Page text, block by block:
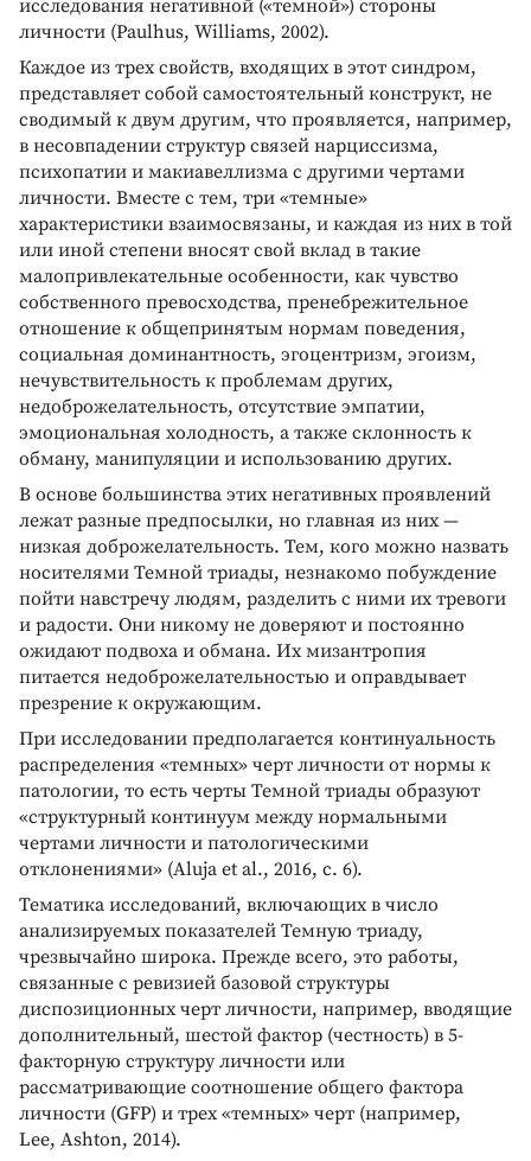
исследования негативной («темной») стороны
личности (Paulhus, Williams, 2002).
Каждое из трех свойств, входящих в этот синдром,
представляет собой самостоятельный конструкт, не
сводимый к двум другим, что проявляется, например,
в несовпадении структур связей нарциссизма,
психопатии и макиавеллизма с другими чертами
личности. Вместе с тем, три «темные»
характеристики взаимосвязаны, и каждая из них в той
или иной степени вносят свой вклад в такие
малопривлекательные особенности, как чувство
собственного превосходства, пренебрежительное
отношение к общепринятым нормам поведения,
социальная доминантность, эгоцентризм, эгоизм,
нечувствительность к проблемам других,
недоброжелательность, отсутствие эмпатии,
эмоциональная холодность, а также склонность к
обману, манипуляции и использованию других.
В основе большинства этих негативных проявлений
лежат разные предпосылки, но главная из них —
низкая доброжелательность. Тем, кого можно назвать
носителями Темной триады, незнакомо побуждение
пойти навстречу людям, разделить с ними их тревоги
и радости. Они никому не доверяют и постоянно
ожидают подвоха и обмана. Их мизантропия
питается недоброжелательностью и оправдывает
презрение к окружающим.
При исследовании предполагается континуальность
распределения «темных» черт личности от нормы к
патологии, то есть черты Темной триады образуют
«структурный континуум между нормальными
чертами личности и патологическими
отклонениями» (Aluja et al., 2016, с. 6).
Тематика исследований, включающих в число
анализируемых показателей Темную триаду,
чрезвычайно широка. Прежде всего, это работы,
связанные с ревизией базовой структуры
диспозиционных черт личности, например, вводящие
дополнительный, шестой фактор (честность) в 5-
факторную структуру личности или
рассматривающие соотношение общего фактора
личности (GFP) и трех «темных» черт (например,
Lee, Ashton, 2014).